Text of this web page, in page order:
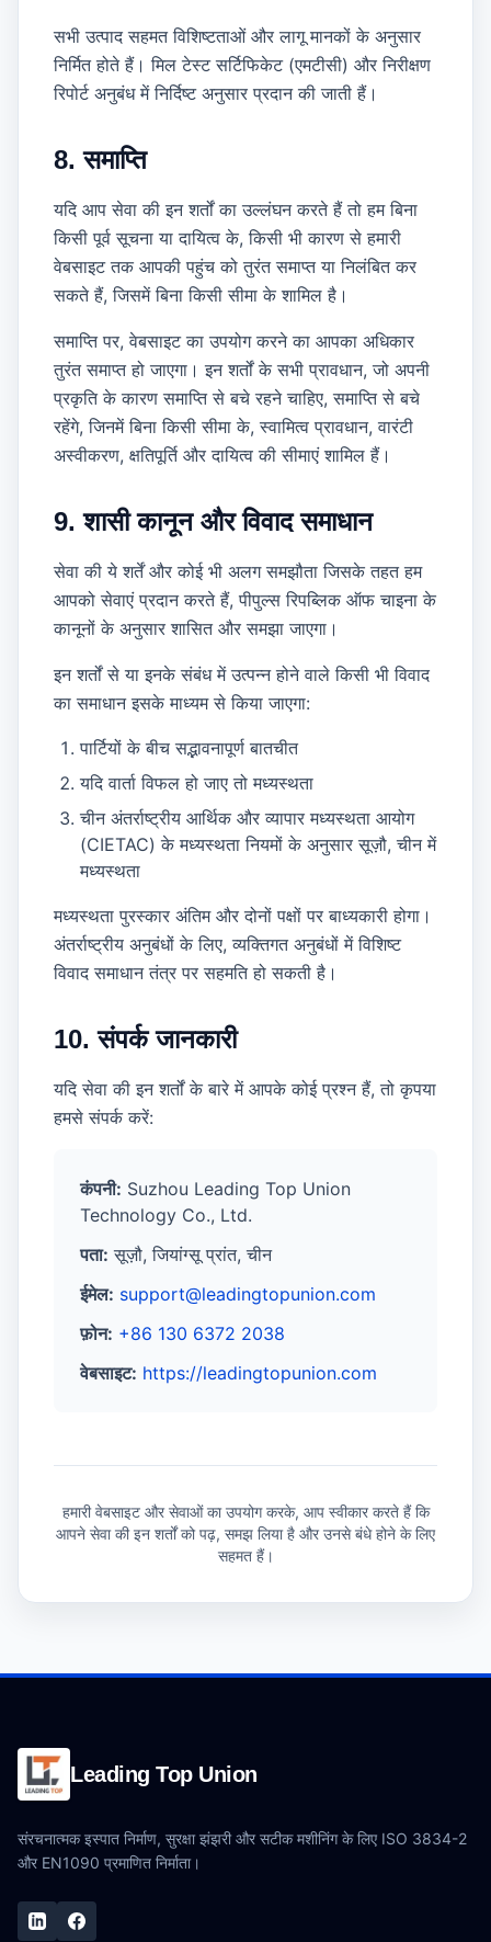
सभी उत्पाद सहमत विशिष्टताओं और लागू मानकों के अनुसार
निर्मित होते हैं। मिल टेस्ट सर्टिफिकेट (एमटीसी) और निरीक्षण
रिपोर्ट अनुबंध में निर्दिष्ट अनुसार प्रदान की जाती हैं।
8. समाप्ति
यदि आप सेवा की इन शर्तों का उल्लंघन करते हैं तो हम बिना
किसी पूर्व सूचना या दायित्व के, किसी भी कारण से हमारी
वेबसाइट तक आपकी पहुंच को तुरंत समाप्त या निलंबित कर
सकते हैं, जिसमें बिना किसी सीमा के शामिल है।
समाप्ति पर, वेबसाइट का उपयोग करने का आपका अधिकार
तुरंत समाप्त हो जाएगा। इन शर्तों के सभी प्रावधान, जो अपनी
प्रकृति के कारण समाप्ति से बचे रहने चाहिए, समाप्ति से बचे
रहेंगे, जिनमें बिना किसी सीमा के, स्वामित्व प्रावधान, वारंटी
अस्वीकरण, क्षतिपूर्ति और दायित्व की सीमाएं शामिल हैं।
9. शासी कानून और विवाद समाधान
सेवा की ये शर्तें और कोई भी अलग समझौता जिसके तहत हम
आपको सेवाएं प्रदान करते हैं, पीपुल्स रिपब्लिक ऑफ चाइना के
कानूनों के अनुसार शासित और समझा जाएगा।
इन शर्तों से या इनके संबंध में उत्पन्न होने वाले किसी भी विवाद
का समाधान इसके माध्यम से किया जाएगा:
पार्टियों के बीच सद्भावनापूर्ण बातचीत
यदि वार्ता विफल हो जाए तो मध्यस्थता
चीन अंतर्राष्ट्रीय आर्थिक और व्यापार मध्यस्थता आयोग
(CIETAC) के मध्यस्थता नियमों के अनुसार सूज़ौ, चीन में
मध्यस्थता
मध्यस्थता पुरस्कार अंतिम और दोनों पक्षों पर बाध्यकारी होगा।
अंतर्राष्ट्रीय अनुबंधों के लिए, व्यक्तिगत अनुबंधों में विशिष्ट
विवाद समाधान तंत्र पर सहमति हो सकती है।
10. संपर्क जानकारी
यदि सेवा की इन शर्तों के बारे में आपके कोई प्रश्न हैं, तो कृपया
हमसे संपर्क करें:
कंपनी: Suzhou Leading Top Union
Technology Co., Ltd.
पता: सूज़ौ, जियांग्सू प्रांत, चीन
ईमेल: support@leadingtopunion.com
फ़ोन: +86 130 6372 2038
वेबसाइट: https://leadingtopunion.com
हमारी वेबसाइट और सेवाओं का उपयोग करके, आप स्वीकार करते हैं कि
आपने सेवा की इन शर्तों को पढ़, समझ लिया है और उनसे बंधे होने के लिए
सहमत हैं।
Leading Top Union
संरचनात्मक इस्पात निर्माण, सुरक्षा झंझरी और सटीक मशीनिंग के लिए ISO 3834-2
और EN1090 प्रमाणित निर्माता।